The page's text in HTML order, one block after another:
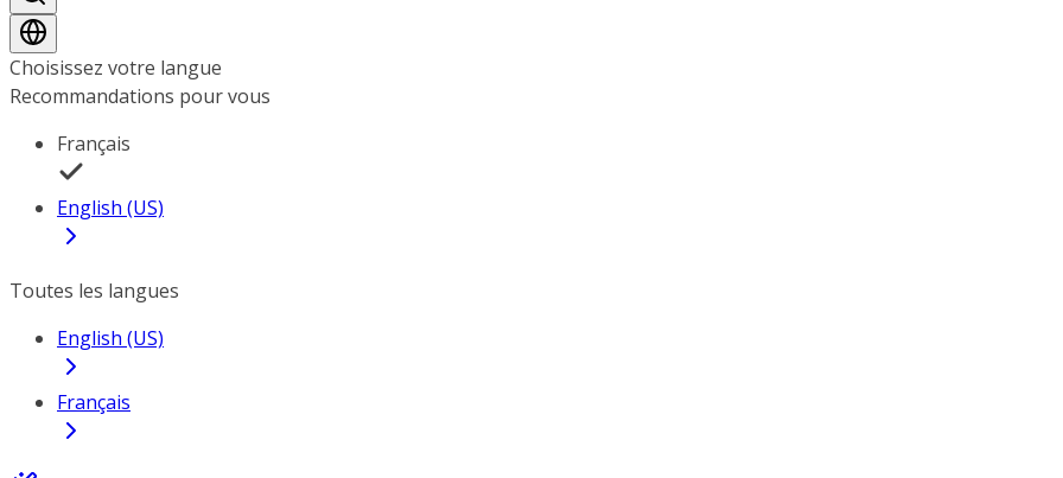
Choisissez votre langue
Recommandations pour vous
Français
English (US)
Toutes les langues
English (US)
Français